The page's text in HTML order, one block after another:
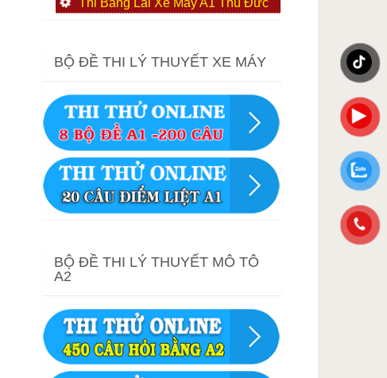
BỘ ĐỀ THI LÝ THUYẾT XE MÁY
BỘ ĐỀ THI LÝ THUYẾT MÔ TÔ
A2